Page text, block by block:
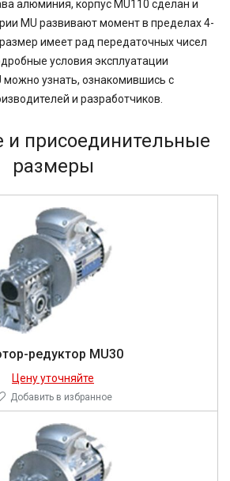
алюминия, корпус MU110 сделан и
MU развивают момент в пределах 4-
имеет рад передаточных чисел
условия эксплуатации
можно узнать, ознакомившись с
и разработчиков.
и присоединительные
размеры
редуктор MU30
Цену уточняйте
Добавить в избранное